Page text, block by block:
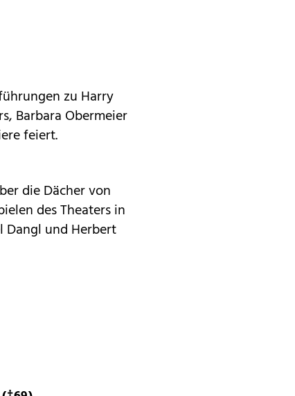
zu Harry
Barbara Obermeier
feiert.
die Dächer von
des Theaters in
Dangl und Herbert